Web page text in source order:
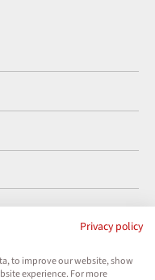
Privacy policy
to improve our website, show
experience. For more